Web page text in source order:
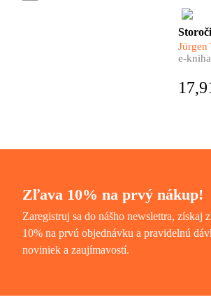
–
sveta!
Aj
Jürgen
e-kniha
Zľava 10% na prvý nákup!
Zaregistruj sa do nášho newslettra, získaj
10% na prvú objednávku a pravidelnú
noviniek a zaujímavostí.